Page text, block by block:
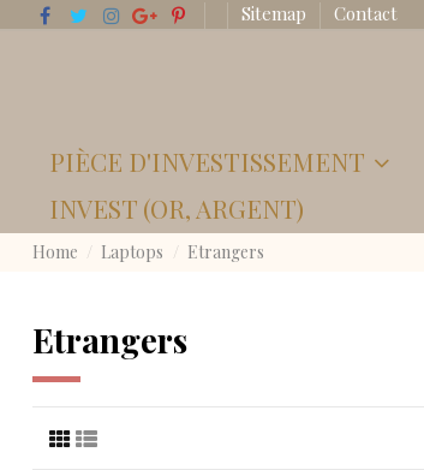
Sitemap Contact
PIÈCE D'INVESTISSEMENT
INVEST (OR, ARGENT)
Home Laptops Etrangers
Etrangers